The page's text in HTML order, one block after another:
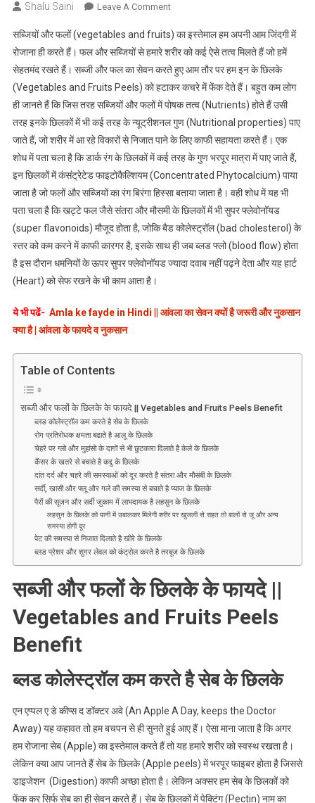
Shalu Saini Leave A CommentOn
और
सब्जी
के
छिलके
स्वास्थ
के
लिए
जाने
इनके
फायदे
||
Fruits
सब्जियों और फलों (vegetables and fruits) का इस्तेमाल हम अपनी आम जिंदगी में
रोजाना ही करते हैं। फल और सब्जियों से हमारे शरीर को कई ऐसे तत्व मिलते हैं जो हमें
सेहतमंद रखते हैं। सब्जी और फल का सेवन करते हुए आम तौर पर हम इन के छिलके
(Vegetables and Fruits Peels) को हटाकर कचरे में फेंक देते हैं। बहुत कम लोग
ही जानते हैं कि जिस तरह सब्जियों और फलों में पोषक तत्व (Nutrients) होते हैं उसी
तरह इनके छिलकों में भी कई तरह के न्यूट्रीशनल गुण (Nutritional properties) पाए
जाते हैं, जो शरीर में आ रहे विकारों से निजात पाने के लिए काफी सहायता करते हैं। एक
शोध में पता चला है कि डार्क रंग के छिलकों में कई तरह के गुण भरपूर मात्रा में पाए जाते हैं,
इन छिलकों में कंसंट्रेटेड फाइटोकैल्शियम (Concentrated Phytocalcium) पाया
जाता है जो फलों और सब्जियों का रंग बिरंगा हिस्सा बताया जाता है। वही शोध में यह भी
पता चला है कि खट्टे फल जैसे संतरा और मौसमी के छिलकों में भी सुपर फ्लेवोनॉयड
(super flavonoids) मौजूद होता है, जोकि बैड कोलेस्ट्रॉल (bad cholesterol) के
स्तर को कम करने में काफी कारगर है, इसके साथ ही जब ब्लड फ्लो (blood flow) होता
है इस दौरान धमनियों के ऊपर सुपर फ्लेवोनॉयड ज्यादा दवाब नहीं पढ़ने देता और यह हार्ट
(Heart) को सेफ रखने के भी काम आता है।
ये भी पढें- Amla ke fayde in Hindi || आंवला का सेवन क्यों है जरूरी और नुकसान
क्या है | आंवला के फायदे व नुकसान
Table of Contents
सब्जी और फलों के छिलके के फायदे || Vegetables and Fruits Peels Benefit
ब्लड कोलेस्ट्रॉल कम करते है सेब के छिलके
रोग प्रतिरोधक क्षमता बढाते है आलू के छिलके
चेहरे पर ग्लो और मुहांसो के दागों से भी छुटकारा दिलाते है केले के छिलके
कैंसर के खतरे से बचाते है कद्दु के छिलके
दांत दर्द और चहरे की समस्याओं को दूर करते है संतरा और मौसंबी के छिलके
सर्दी, खासी और फ्लू और गले की समस्या से बचाते है प्याज के छिलके
पैरों की सूजन और सर्दी जुकाम में लाभदायक है लहसुन के छिलके
लहसुन के छिलके को पानी में उबालकर मिलेगी शरीर पर खुजली से राहत तो बालों से जू और अन्य
समस्या होगी दूर
पेट की समस्या से निजात दिलाते है खीरे के छिलके
ब्लड प्रेशर और शुगर लेवल को कंट्रोल करते है तरबूज के छिलके
सब्जी और फलों के छिलके के फायदे ||
Vegetables and Fruits Peels
Benefit
ब्लड कोलेस्ट्रॉल कम करते है सेब के छिलके
एन एप्पल ए डे कीप्स द डॉक्टर अवे (An Apple A Day, keeps the Doctor
Away) यह कहावत तो हम बचपन से ही सुनते हुई आए हैं। ऐसा माना जाता है कि अगर
हम रोजाना सेब (Apple) का इस्तेमाल करते हैं तो यह हमारे शरीर को स्वस्थ रखता है।
लेकिन क्या आप जानते हैं सेब के छिलके (Apple peels) में भरपूर फाइबर होता है जिससे
डाइजेशन (Digestion) काफी अच्छा होता है। लेकिन अक्सर हम सेब के छिलकों को
फेंक कर सिर्फ सेब का ही सेवन करते हैं। सेब के छिलकों में पेक्टिंग (Pectin) नाम का